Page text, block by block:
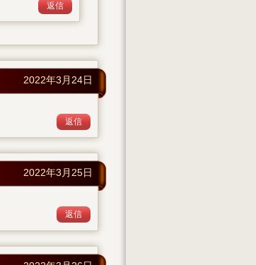
返信
2022年3月24日
返信
2022年3月25日
返信